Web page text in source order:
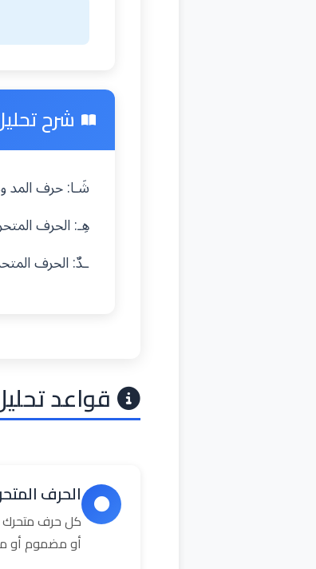
شرح
شَـا: حرف المد
هِـ: الحرف
ـدٌ: الحرف
قواعد
الحرف
كل حرف متحرك
أو مضموم أو